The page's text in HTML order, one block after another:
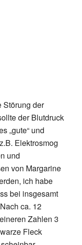
Störung der
der Blutdruck
„gute“ und
Elektrosmog
und
von Margarine
ich habe
bei insgesamt
ca. 12
Zahlen 3
Fleck